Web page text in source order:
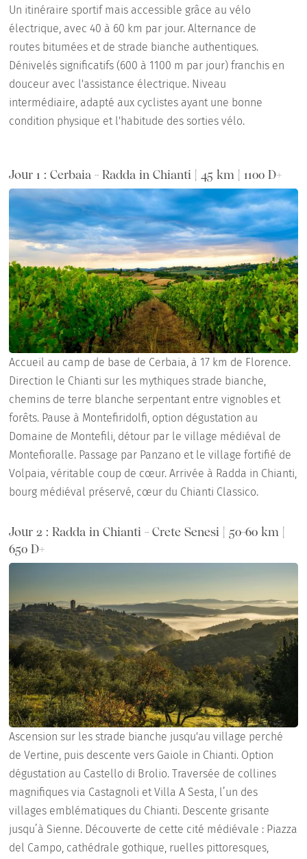
Un itinéraire sportif mais accessible grâce au vélo
électrique, avec 40 à 60 km par jour. Alternance de
routes bitumées et de strade bianche authentiques.
Dénivelés significatifs (600 à 1100 m par jour) franchis en
douceur avec l'assistance électrique. Niveau
intermédiaire, adapté aux cyclistes ayant une bonne
condition physique et l'habitude des sorties vélo.
Jour 1 : Cerbaia - Radda in Chianti | 45 km | 1100 D+
Accueil au camp de base de Cerbaia, à 17 km de Florence.
Direction le Chianti sur les mythiques strade bianche,
chemins de terre blanche serpentant entre vignobles et
forêts. Pause à Montefiridolfi, option dégustation au
Domaine de Montefili, détour par le village médiéval de
Montefioralle. Passage par Panzano et le village fortifié de
Volpaia, véritable coup de cœur. Arrivée à Radda in Chianti,
bourg médiéval préservé, cœur du Chianti Classico.
Jour 2 : Radda in Chianti - Crete Senesi | 50-60 km |
650 D+
Ascension sur les strade bianche jusqu'au village perché
de Vertine, puis descente vers Gaiole in Chianti. Option
dégustation au Castello di Brolio. Traversée de collines
magnifiques via Castagnoli et Villa A Sesta, l’un des
villages emblématiques du Chianti. Descente grisante
jusqu’à Sienne. Découverte de cette cité médiévale : Piazza
del Campo, cathédrale gothique, ruelles pittoresques,